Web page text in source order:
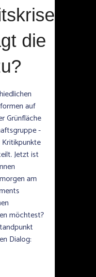
die
auf
Grünfläche
-
Kritikpunkte
Jetzt ist
am
möchtest?
Dialog: